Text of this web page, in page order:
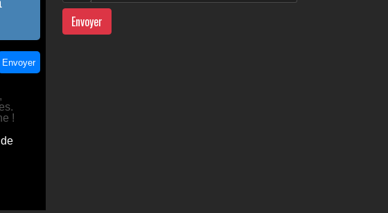
Envoyer